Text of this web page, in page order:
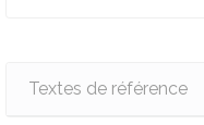
Textes de référence